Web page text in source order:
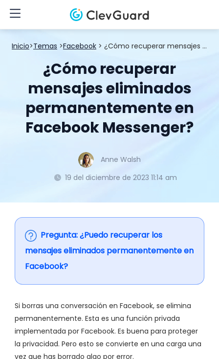
Inicio>Temas >Facebook > ¿Cómo recuperar mensajes eliminados permanentemente en Facebook Messenger?
¿Cómo recuperar
mensajes eliminados
permanentemente en
Facebook Messenger?
Anne Walsh
19 del diciembre de 2023 11:14 am
Pregunta: ¿Puedo recuperar los
mensajes eliminados permanentemente en
Facebook?
Si borras una conversación en Facebook, se elimina
permanentemente. Esta es una función privada
implementada por Facebook. Es buena para proteger
la privacidad. Pero esto se convierte en una carga una
vez que has borrado algo por error.